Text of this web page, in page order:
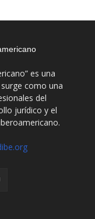
es una
como una
del
jurídico y el